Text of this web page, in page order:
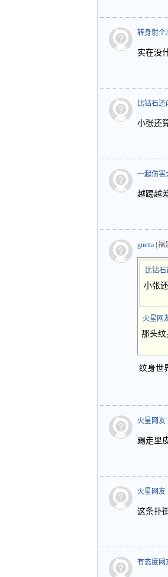
转身射个
实在没
比钻石还
小张还
一起伤害
越踢越
guetta [福
比钻
小张
火星网
那头纹
纹身世
火星网友
踢走里
火星网友
这条扑
有态度网